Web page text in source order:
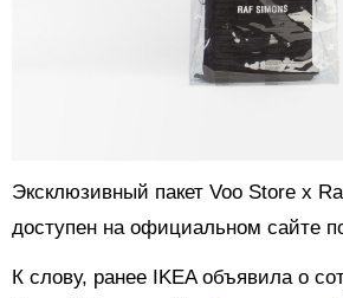
Эксклюзивный пакет Voo Store x
доступен на официальном сайте
К слову, ранее IKEA объявила о